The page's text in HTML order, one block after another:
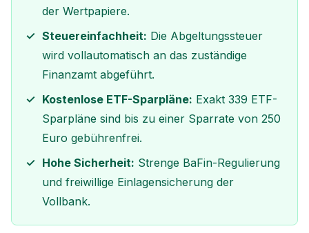
der Wertpapiere.
Steuereinfachheit: Die Abgeltungssteuer
wird vollautomatisch an das zuständige
Finanzamt abgeführt.
Kostenlose ETF-Sparpläne: Exakt 339 ETF-
Sparpläne sind bis zu einer Sparrate von 250
Euro gebührenfrei.
Hohe Sicherheit: Strenge BaFin-Regulierung
und freiwillige Einlagensicherung der
Vollbank.